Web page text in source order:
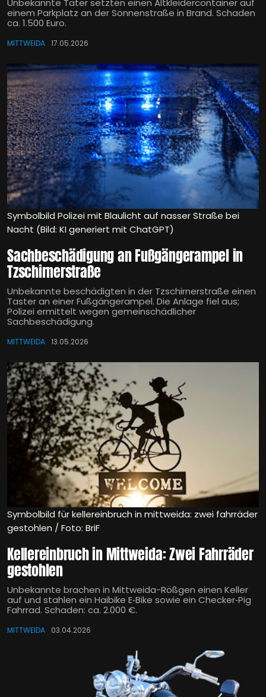
Unbekannte Täter setzten einen Altkleidercontainer auf
einem Parkplatz an der Sonnenstraße in Brand. Schaden
ca. 1.500 Euro.
MITTWEIDA 17.05.2026
Symbolbild Polizei mit Blaulicht auf nasser Straße bei
Nacht (Bild: KI generiert mit ChatGPT)
Sachbeschädigung an Fußgängerampel in
Tzschirnerstraße
Unbekannte beschädigten in der Tzschirnerstraße einen
Taster an einer Fußgängerampel. Die Anlage fiel aus;
Polizei ermittelt wegen gemeinschädlicher
Sachbeschädigung.
MITTWEIDA 13.05.2026
Symbolbild für kellereinbruch in mittweida: zwei fahrräder
gestohlen / Foto: BriF
Kellereinbruch in Mittweida: Zwei Fahrräder
gestohlen
Unbekannte brachen in Mittweida-Rößgen einen Keller
auf und stahlen ein Haibike E‑Bike sowie ein Checker‑Pig
Fahrrad. Schaden: ca. 2.000 €.
MITTWEIDA 03.04.2026